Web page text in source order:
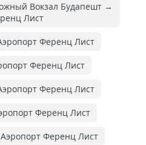
Вокзал Будапешт →
Лист
Ференц Лист
Ференц Лист
Ференц Лист
Ференц Лист
Ференц Лист